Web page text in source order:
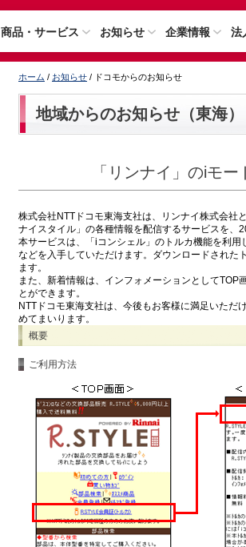
商品・サービス お知らせ 企業情報 法
ホーム / お知らせ / ドコモからのお知らせ
地域からのお知らせ（東海）
「リンナイ」のiモ
株式会社NTTドコモ東海支社は、リンナイ株式会社
ナイスタイル」の各種情報を配信するサービスを
本サービスは、「iコンシェル」のトルカ機能を利
などを入手していただけます。ダウンロードされた
ます。
また、新着情報は、インフォメーションとして
とができます。
NTTドコモ東海支社は、今後もお客様に満足いただ
めてまいります。
概要
ご利用方法